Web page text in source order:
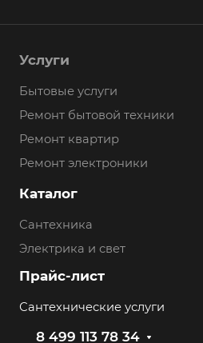
Услуги
Бытовые услуги
Ремонт бытовой техники
Ремонт квартир
Ремонт электроники
Каталог
Сантехника
Электрика и свет
Прайс-лист
Сантехнические услуги
8 499 113 78 34